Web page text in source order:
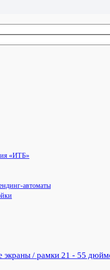
«ИТБ»
автоматы
экраны / рамки 21 - 55